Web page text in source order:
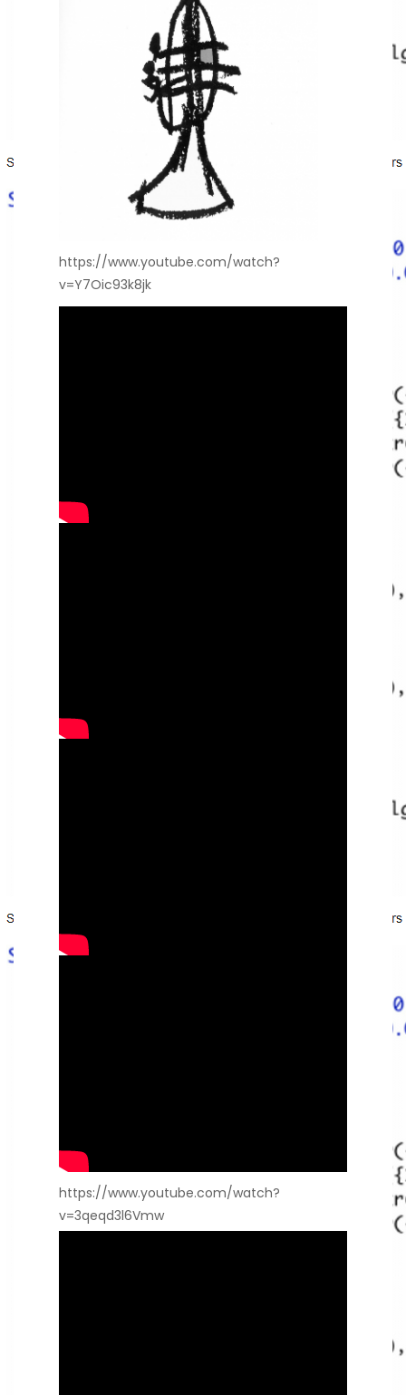
https://www.youtube.com/watch?
v=Y7Oic93k8jk
https://www.youtube.com/watch?
v=3qeqd3l6Vmw